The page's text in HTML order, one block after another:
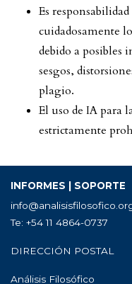
Es
cuidadosamente
debido a posibles
sesgos,
plagio.
El uso de IA para
estrictamente
INFORMES | SOPORTE
Te: +54 11 4864-0737
DIRECCIÓN POSTAL
Análisis Filosófico